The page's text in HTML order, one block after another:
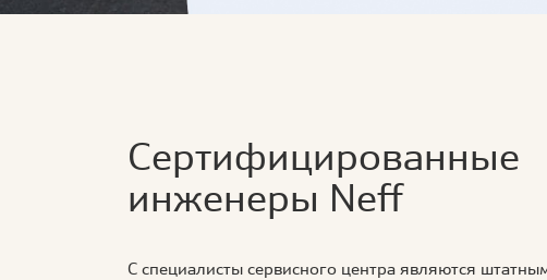
Сертифицированные
инженеры Neff
С специалисты сервисного центра являются